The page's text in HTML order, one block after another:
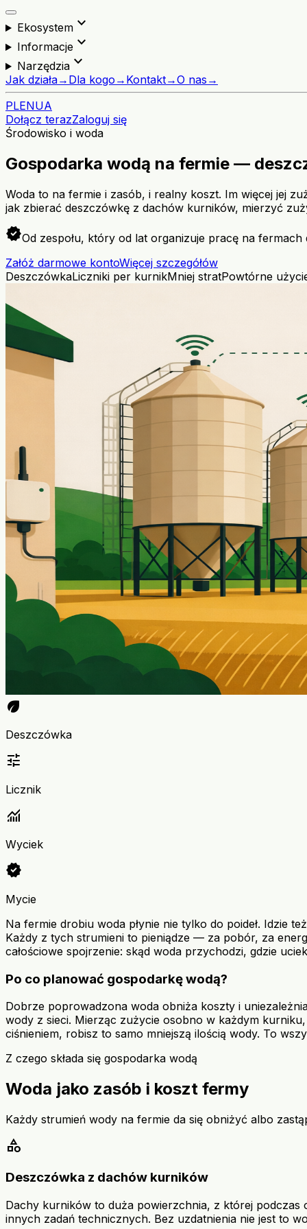
Ekosystemexpand_more
Informacjeexpand_more
Narzędziaexpand_more
Jak działa→ Dla kogo → Kontakt→O nas →
PLENUA
Dołącz terazZaloguj się
Środowisko i woda
Gospodarka wodą na fermie —
Woda to na fermie i zasób, i realny koszt. Im więcej jej
jak zbierać deszczówkę z dachów kurników, mierzyć
verifiedOd zespołu, który od lat organizuje pracę na fermach
Załóż darmowe kontoWięcej szczegółów
DeszczówkaLiczniki per kurnikMniej stratPowtórne
eco
Deszczówka
tune
Licznik
monitoring
Wyciek
verified
Mycie
Na fermie drobiu woda płynie nie tylko do poideł. Idzie
Każdy z tych strumieni to pieniądze — za pobór, za
całościowe spojrzenie: skąd woda przychodzi, gdzie
Po co planować gospodarkę wodą?
Dobrze poprowadzona woda obniża koszty i
wody z sieci. Mierząc zużycie osobno w każdym
ciśnieniem, robisz to samo mniejszą ilością wody. To
Z czego składa się gospodarka wodą
Woda jako zasób i koszt fermy
Każdy strumień wody na fermie da się obniżyć albo
category
Deszczówka z dachów kurników
Dachy kurników to duża powierzchnia, z której podczas
innych zadań technicznych. Bez uzdatnienia nie jest to